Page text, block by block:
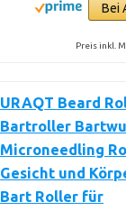
Bei
Preis inkl.
URAQT Beard
Bartroller
Microneedling
Gesicht und
Bart Roller für